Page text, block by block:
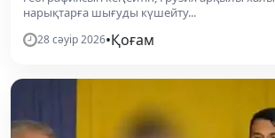
нарықтарға шығуды күшейту...
28 сәуір 2026•Қоғам